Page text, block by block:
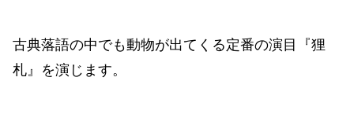
古典落語の中でも動物が出てくる定番の演目『狸
札』を演じます。